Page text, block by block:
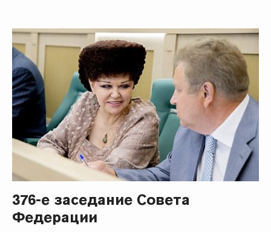
376-е заседание Совета
Федерации